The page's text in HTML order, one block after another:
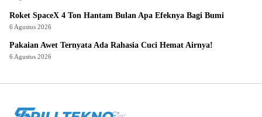
Roket SpaceX 4 Ton Hantam Bulan Apa Efeknya Bagi Bumi
6 Agustus 2026
Pakaian Awet Ternyata Ada Rahasia Cuci Hemat Airnya!
6 Agustus 2026